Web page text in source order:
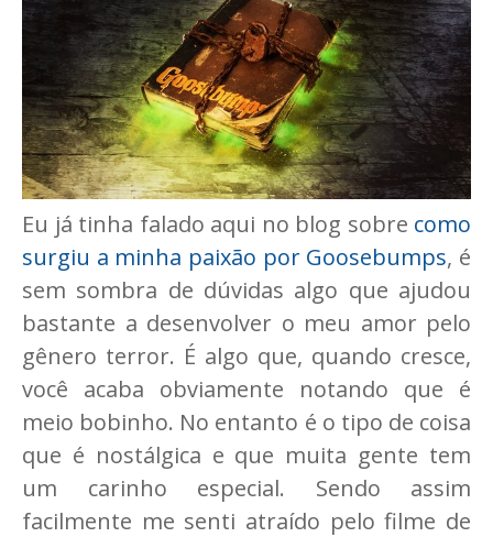
Eu já tinha falado aqui no blog sobre como
surgiu a minha paixão por Goosebumps, é
sem sombra de dúvidas algo que ajudou
bastante a desenvolver o meu amor pelo
gênero terror. É algo que, quando cresce,
você acaba obviamente notando que é
meio bobinho. No entanto é o tipo de coisa
que é nostálgica e que muita gente tem
um carinho especial. Sendo assim
facilmente me senti atraído pelo filme de